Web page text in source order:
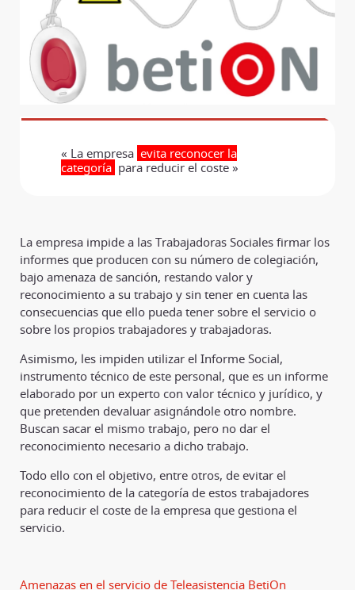
« La empresa evita reconocer la
categoría para reducir el coste »
La empresa impide a las Trabajadoras Sociales firmar los
informes que producen con su número de colegiación,
bajo amenaza de sanción, restando valor y
reconocimiento a su trabajo y sin tener en cuenta las
consecuencias que ello pueda tener sobre el servicio o
sobre los propios trabajadores y trabajadoras.
Asimismo, les impiden utilizar el Informe Social,
instrumento técnico de este personal, que es un informe
elaborado por un experto con valor técnico y jurídico, y
que pretenden devaluar asignándole otro nombre.
Buscan sacar el mismo trabajo, pero no dar el
reconocimiento necesario a dicho trabajo.
Todo ello con el objetivo, entre otros, de evitar el
reconocimiento de la categoría de estos trabajadores
para reducir el coste de la empresa que gestiona el
servicio.
Amenazas en el servicio de Teleasistencia BetiOn